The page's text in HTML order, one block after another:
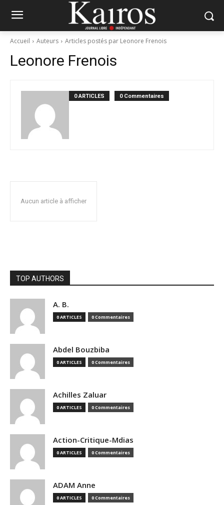
Accueil Auteurs Articles postés par Leonore Frenois
Leonore Frenois
0 ARTICLES 0 Commentaires
Aucun article à afficher
TOP AUTHORS
A. B.
0 ARTICLES 0 Commentaires
Abdel Bouzbiba
0 ARTICLES 0 Commentaires
Achilles Zaluar
0 ARTICLES 0 Commentaires
Action-Critique-Mdias
0 ARTICLES 0 Commentaires
ADAM Anne
0 ARTICLES 0 Commentaires